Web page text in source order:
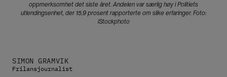
oppmerksomhet det siste året. Andelen var særlig høy i Politiets
utlendingsenhet, der 15,9 prosent rapporterte om slike erfaringer. Foto:
iStockphoto
SIMON GRAMVIK
Frilansjournalist